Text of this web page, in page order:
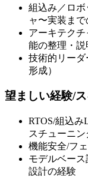
組込み／ロ
ャ〜実装まで
アーキテク
能の整理・説
技術的リー
形成）
望ましい経験/
RTOS/組込
スチューニン
機能安全/フ
モデルベー
設計の経験